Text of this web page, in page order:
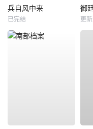
兵自风中来
已完结
御
更